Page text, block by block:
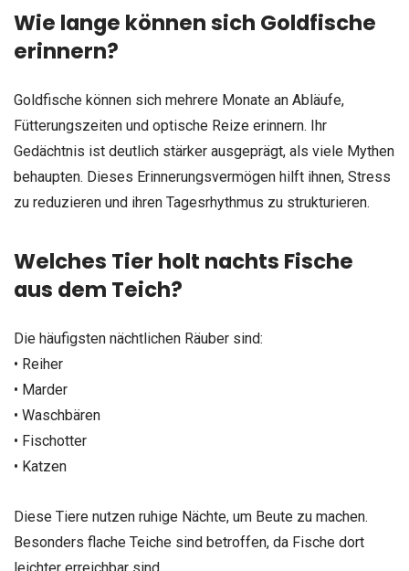
Wie lange können sich Goldfische
erinnern?
Goldfische können sich mehrere Monate an Abläufe,
Fütterungszeiten und optische Reize erinnern. Ihr
Gedächtnis ist deutlich stärker ausgeprägt, als viele Mythen
behaupten. Dieses Erinnerungsvermögen hilft ihnen, Stress
zu reduzieren und ihren Tagesrhythmus zu strukturieren.
Welches Tier holt nachts Fische
aus dem Teich?
Die häufigsten nächtlichen Räuber sind:
• Reiher
• Marder
• Waschbären
• Fischotter
• Katzen
Diese Tiere nutzen ruhige Nächte, um Beute zu machen.
Besonders flache Teiche sind betroffen, da Fische dort